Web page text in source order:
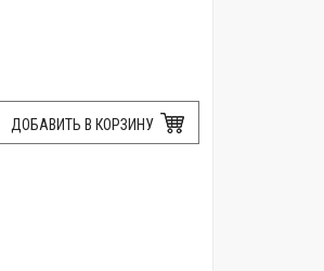
ДОБАВИТЬ В КОРЗИНУ